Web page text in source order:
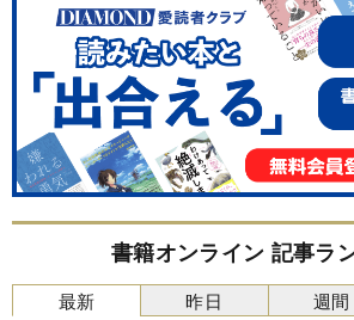
書籍オンライン 記事ラ
最新 昨日 週間